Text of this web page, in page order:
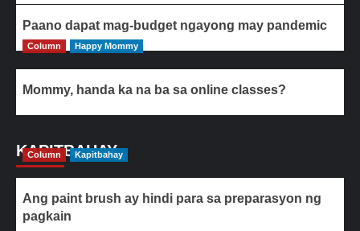
Paano dapat mag-budget ngayong may pandemic
Column Happy Mommy
Mommy, handa ka na ba sa online classes?
KAPITBAHAY
Column Kapitbahay
Ang paint brush ay hindi para sa preparasyon ng
pagkain